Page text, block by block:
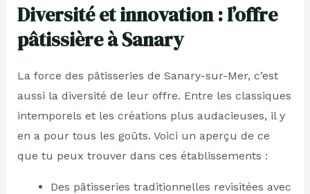
Diversité et innovation : l’offre
pâtissière à Sanary
La force des pâtisseries de Sanary-sur-Mer, c’est
aussi la diversité de leur offre. Entre les classiques
intemporels et les créations plus audacieuses, il y
en a pour tous les goûts. Voici un aperçu de ce
que tu peux trouver dans ces établissements :
Des pâtisseries traditionnelles revisitées avec